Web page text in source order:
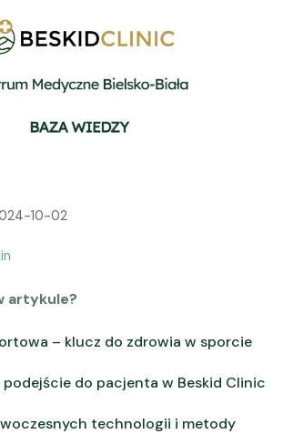
10-02
artykule?
– klucz do zdrowia w sporcie
do pacjenta w Beskid Clinic
technologii i metody